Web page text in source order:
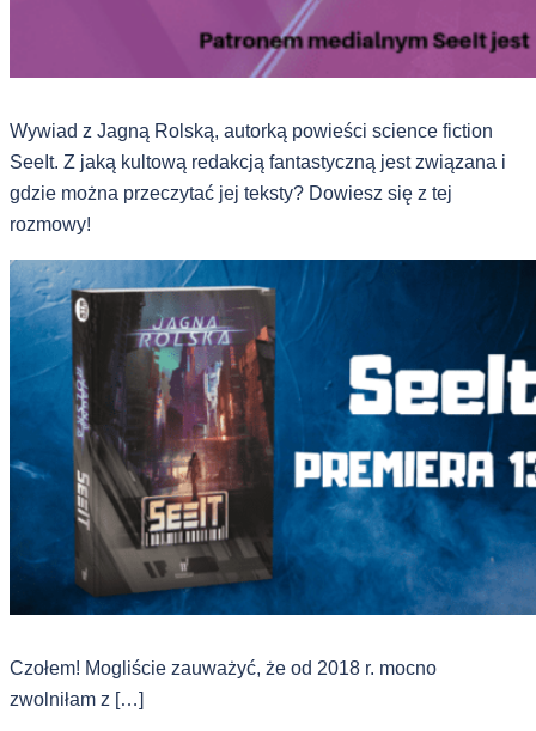
Wywiad z Jagną Rolską, autorką powieści science fiction
SeeIt. Z jaką kultową redakcją fantastyczną jest związana i
gdzie można przeczytać jej teksty? Dowiesz się z tej
rozmowy!
Czołem! Mogliście zauważyć, że od 2018 r. mocno
zwolniłam z […]